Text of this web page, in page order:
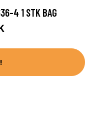
4 1 STK BAG